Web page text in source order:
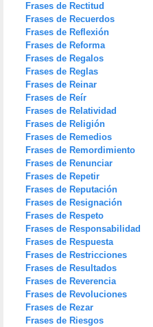
Frases de Rectitud
Frases de Recuerdos
Frases de Reflexión
Frases de Reforma
Frases de Regalos
Frases de Reglas
Frases de Reinar
Frases de Reír
Frases de Relatividad
Frases de Religión
Frases de Remedios
Frases de Remordimiento
Frases de Renunciar
Frases de Repetir
Frases de Reputación
Frases de Resignación
Frases de Respeto
Frases de Responsabilidad
Frases de Respuesta
Frases de Restricciones
Frases de Resultados
Frases de Reverencia
Frases de Revoluciones
Frases de Rezar
Frases de Riesgos